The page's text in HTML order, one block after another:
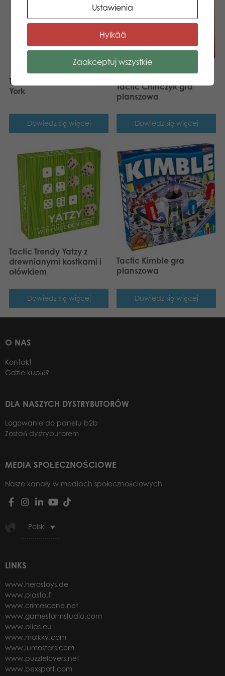
Tactic Metro Domino New
York
Dowiedz się więcej
Tactic Chińczyk gra
planszowa
Dowiedz się więcej
Tactic Trendy Yatzy z
drewnianymi kostkami i
ołówkiem
Dowiedz się więcej
Tactic Kimble gra
planszowa
Dowiedz się więcej
O NAS
Kontakt
Gdzie kupić?
DLA NASZYCH DYSTRYBUTORÓW
Logowanie do panelu b2b
Zostań dystrybutorem
MEDIA SPOŁECZNOŚCIOWE
Nasze kanały w mediach społecznościowych
Polski
LINKS
www.herostoys.de
www.plasto.fi
www.crimescene.net
www.gamestormstudio.com
www.alias.eu
www.molkky.com
www.lumostars.com
www.puzzlelovers.net
www.bexsport.com
Ustawienia
Hylkää
Zaakceptuj wszystkie